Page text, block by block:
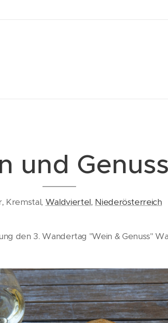
und Genuss
Kremstal, Waldviertel, Niederösterreich
den 3. Wandertag "Wein & Genuss"